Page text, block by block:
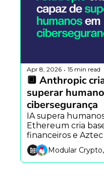
Apr 8, 2026 • 15 min read
🔲 Anthropic
superar
cibersegurança
IA supera
Ethereum cria
financeiros e
no blockchain
Modular Crypto,